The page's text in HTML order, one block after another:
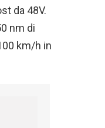
da 48V.
nm di
km/h in